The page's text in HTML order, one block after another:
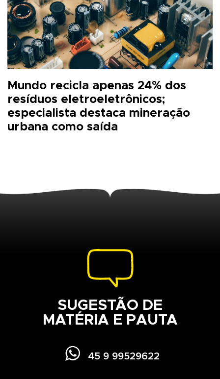
Mundo recicla apenas 24% dos
resíduos eletroeletrônicos;
especialista destaca mineração
urbana como saída
SUGESTÃO DE
MATÉRIA E PAUTA
 45 9 99529622